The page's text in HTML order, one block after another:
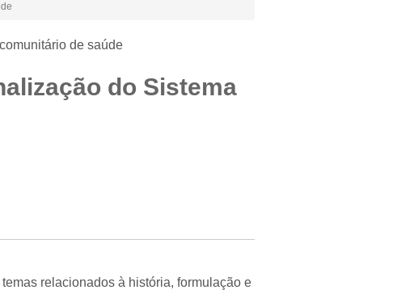
de saúde
do Sistema
relacionados à história, formulação e